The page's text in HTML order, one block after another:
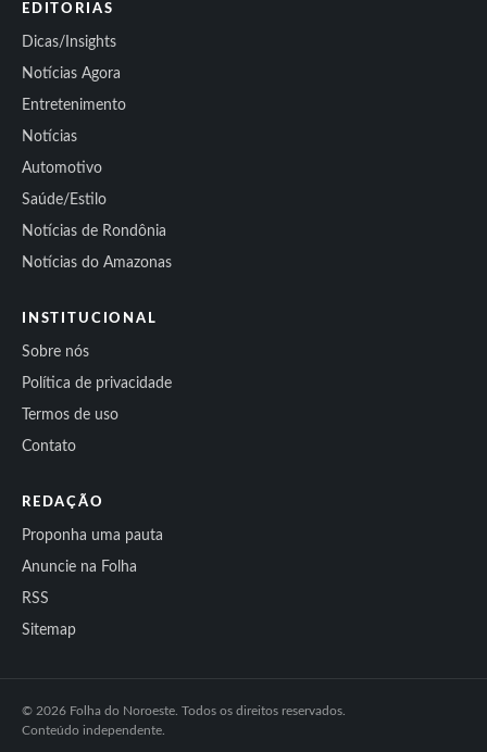
EDITORIAS
Dicas/Insights
Notícias Agora
Entretenimento
Notícias
Automotivo
Saúde/Estilo
Notícias de Rondônia
Notícias do Amazonas
INSTITUCIONAL
Sobre nós
Política de privacidade
Termos de uso
Contato
REDAÇÃO
Proponha uma pauta
Anuncie na Folha
RSS
Sitemap
© 2026 Folha do Noroeste. Todos os direitos reservados.
Conteúdo independente.